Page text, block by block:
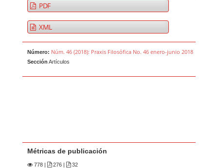
PDF
XML
Número: Núm. 46 (2018): Praxis Filosófica No. 46 enero-junio 2018
Sección Artículos
Métricas de publicación
778 | 276 | 32